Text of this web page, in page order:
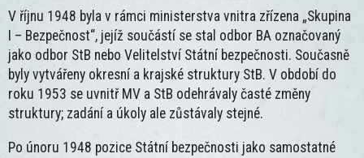
V říjnu 1948 byla v rámci ministerstva vnitra zřízena „Skupina
I – Bezpečnost“, jejíž součástí se stal odbor BA označovaný
jako odbor StB nebo Velitelství Státní bezpečnosti. Současně
byly vytvářeny okresní a krajské struktury StB. V období do
roku 1953 se uvnitř MV a StB odehrávaly časté změny
struktury; zadání a úkoly ale zůstávaly stejné.
Po únoru 1948 pozice Státní bezpečnosti jako samostatné